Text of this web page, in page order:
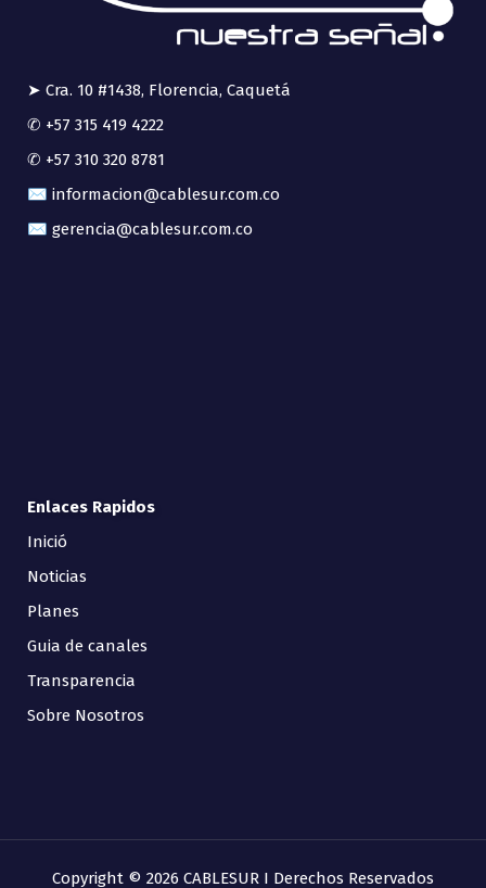
➤ Cra. 10 #1438, Florencia, Caquetá
✆ +57 315 419 4222
✆ +57 310 320 8781
✉ informacion@cablesur.com.co
✉ gerencia@cablesur.com.co
Enlaces Rapidos
Inició
Noticias
Planes
Guia de canales
Transparencia
Sobre Nosotros
Copyright © 2026 CABLESUR I Derechos Reservados